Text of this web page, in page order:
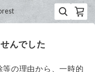
んでした
の理由から、一時的